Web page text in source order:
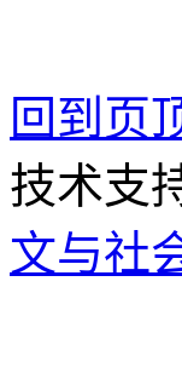
回到页
技术支
文与社